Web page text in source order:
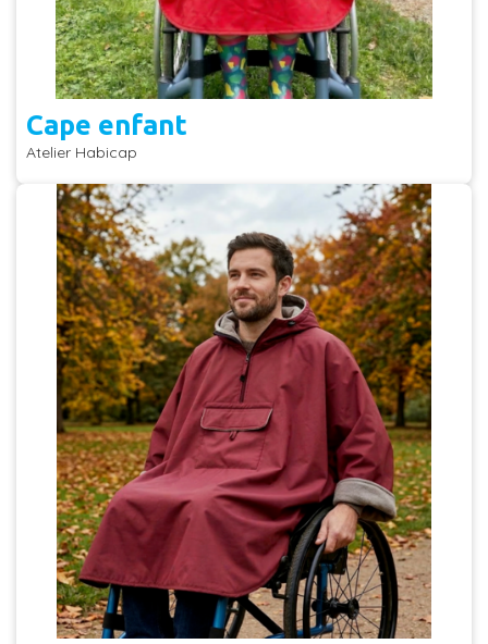
Cape enfant
Atelier Habicap